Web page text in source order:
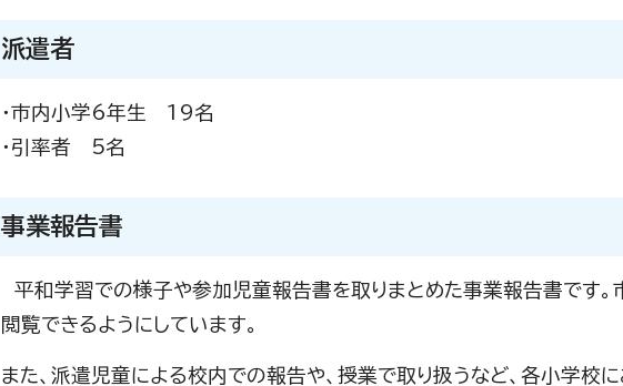
派遣者
・市内小学6年生 19名
・引率者 5名
事業報告書
平和学習での様子や参加児童報告書を取りまとめた事業報告書です。
閲覧できるようにしています。
また、派遣児童による校内での報告や、授業で取り扱うなど、各小学校